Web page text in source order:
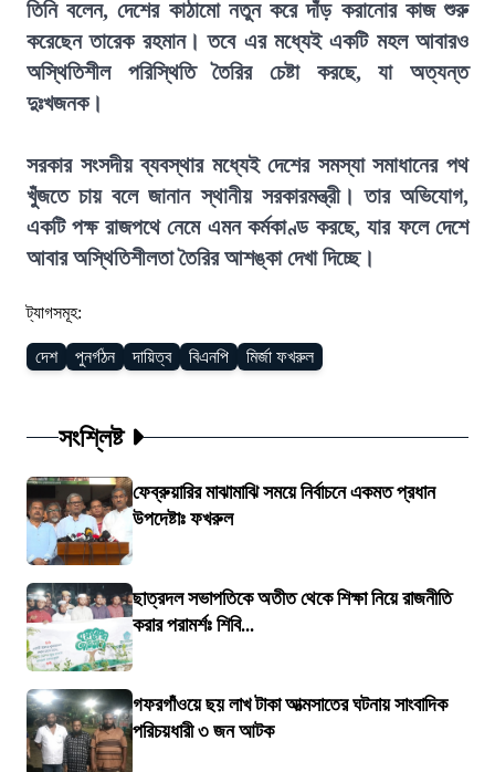
তিনি বলেন, দেশের কাঠামো নতুন করে দাঁড় করানোর কাজ শুরু
করেছেন তারেক রহমান। তবে এর মধ্যেই একটি মহল আবারও
অস্থিতিশীল পরিস্থিতি তৈরির চেষ্টা করছে, যা অত্যন্ত
দুঃখজনক।
সরকার সংসদীয় ব্যবস্থার মধ্যেই দেশের সমস্যা সমাধানের পথ
খুঁজতে চায় বলে জানান স্থানীয় সরকারমন্ত্রী। তার অভিযোগ,
একটি পক্ষ রাজপথে নেমে এমন কর্মকাণ্ড করছে, যার ফলে দেশে
আবার অস্থিতিশীলতা তৈরির আশঙ্কা দেখা দিচ্ছে।
ট্যাগসমূহ:
দেশ পুনর্গঠন দায়িত্ব বিএনপি মির্জা ফখরুল
সংশ্লিষ্ট
ফেব্রুয়ারির মাঝামাঝি সময়ে নির্বাচনে একমত প্রধান
উপদেষ্টাঃ ফখরুল
ছাত্রদল সভাপতিকে অতীত থেকে শিক্ষা নিয়ে রাজনীতি
করার পরামর্শঃ শিবি...
গফরগাঁওয়ে ছয় লাখ টাকা আত্মসাতের ঘটনায় সাংবাদিক
পরিচয়ধারী ৩ জন আটক